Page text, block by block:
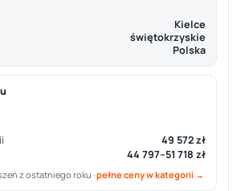
Kielce
świętokrzyskie
Polska
49 572 zł
44 797–51 718 zł
z ostatniego roku ·pełne ceny w kategorii →